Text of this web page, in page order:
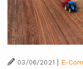
03/06/2021 | E-